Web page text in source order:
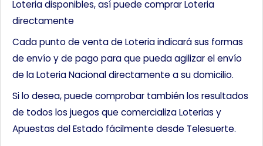
Loteria disponibles, así puede comprar Loteria
directamente
Cada punto de venta de Loteria indicará sus formas
de envío y de pago para que pueda agilizar el envío
de la Loteria Nacional directamente a su domicilio.
Si lo desea, puede comprobar también los resultados
de todos los juegos que comercializa Loterias y
Apuestas del Estado fácilmente desde Telesuerte.